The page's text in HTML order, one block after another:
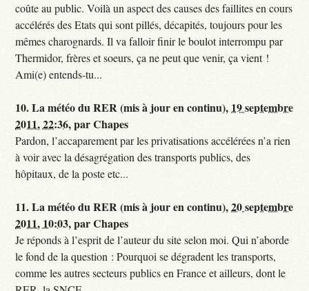
coûte au public. Voilà un aspect des causes des faillites en cours
accélérés des Etats qui sont pillés, décapités, toujours pour les
mêmes charognards. Il va falloir finir le boulot interrompu par
Thermidor, frères et soeurs, ça ne peut que venir, ça vient !
Ami(e) entends-tu...
10.La météo du RER (mis à jour en continu), 19 septembre
2011, 22:36,parChapes
Pardon, l’accaparement par les privatisations accélérées n’a rien
à voir avec la désagrégation des transports publics, des
hôpitaux, de la poste etc...
11.La météo du RER (mis à jour en continu),20 septembre
2011, 10:03,parChapes
Je réponds à l’esprit de l’auteur du site selon moi. Qui n’aborde
le fond de la question : Pourquoi se dégradent les transports,
comme les autres secteurs publics en France et ailleurs, dont le